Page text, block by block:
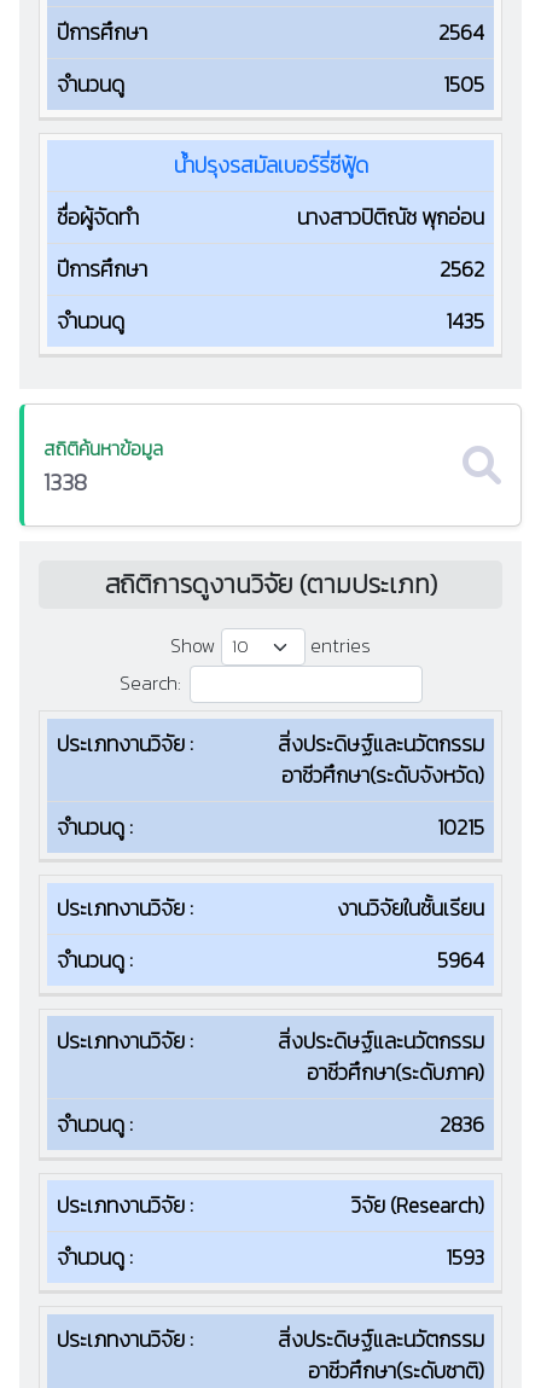
2564
1505
น้ำปรุงรสมัลเบอร์รี่ซีฟู้ด
นางสาวปิติณัช พุกอ่อน
2562
1435
สถิติค้นหาข้อมูล
1338
สถิติการดูงานวิจัย (ตามประเภท)
Show
entries
Search:
ประเภท
สิ่งประดิษฐ์และนวัตกรรม
อาชีวศึกษา(ระดับจังหวัด)
10215
งานวิจัยในชั้นเรียน
5964
สิ่งประดิษฐ์และนวัตกรรม
อาชีวศึกษา(ระดับภาค)
2836
วิจัย (Research)
1593
สิ่งประดิษฐ์และนวัตกรรม
อาชีวศึกษา(ระดับชาติ)